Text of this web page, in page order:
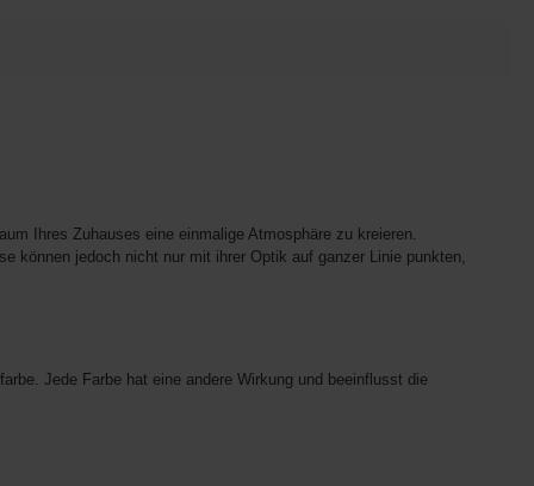
Ihres Zuhauses eine einmalige Atmosphäre zu kreieren.
können jedoch nicht nur mit ihrer Optik auf ganzer Linie punkten,
Jede Farbe hat eine andere Wirkung und beeinflusst die